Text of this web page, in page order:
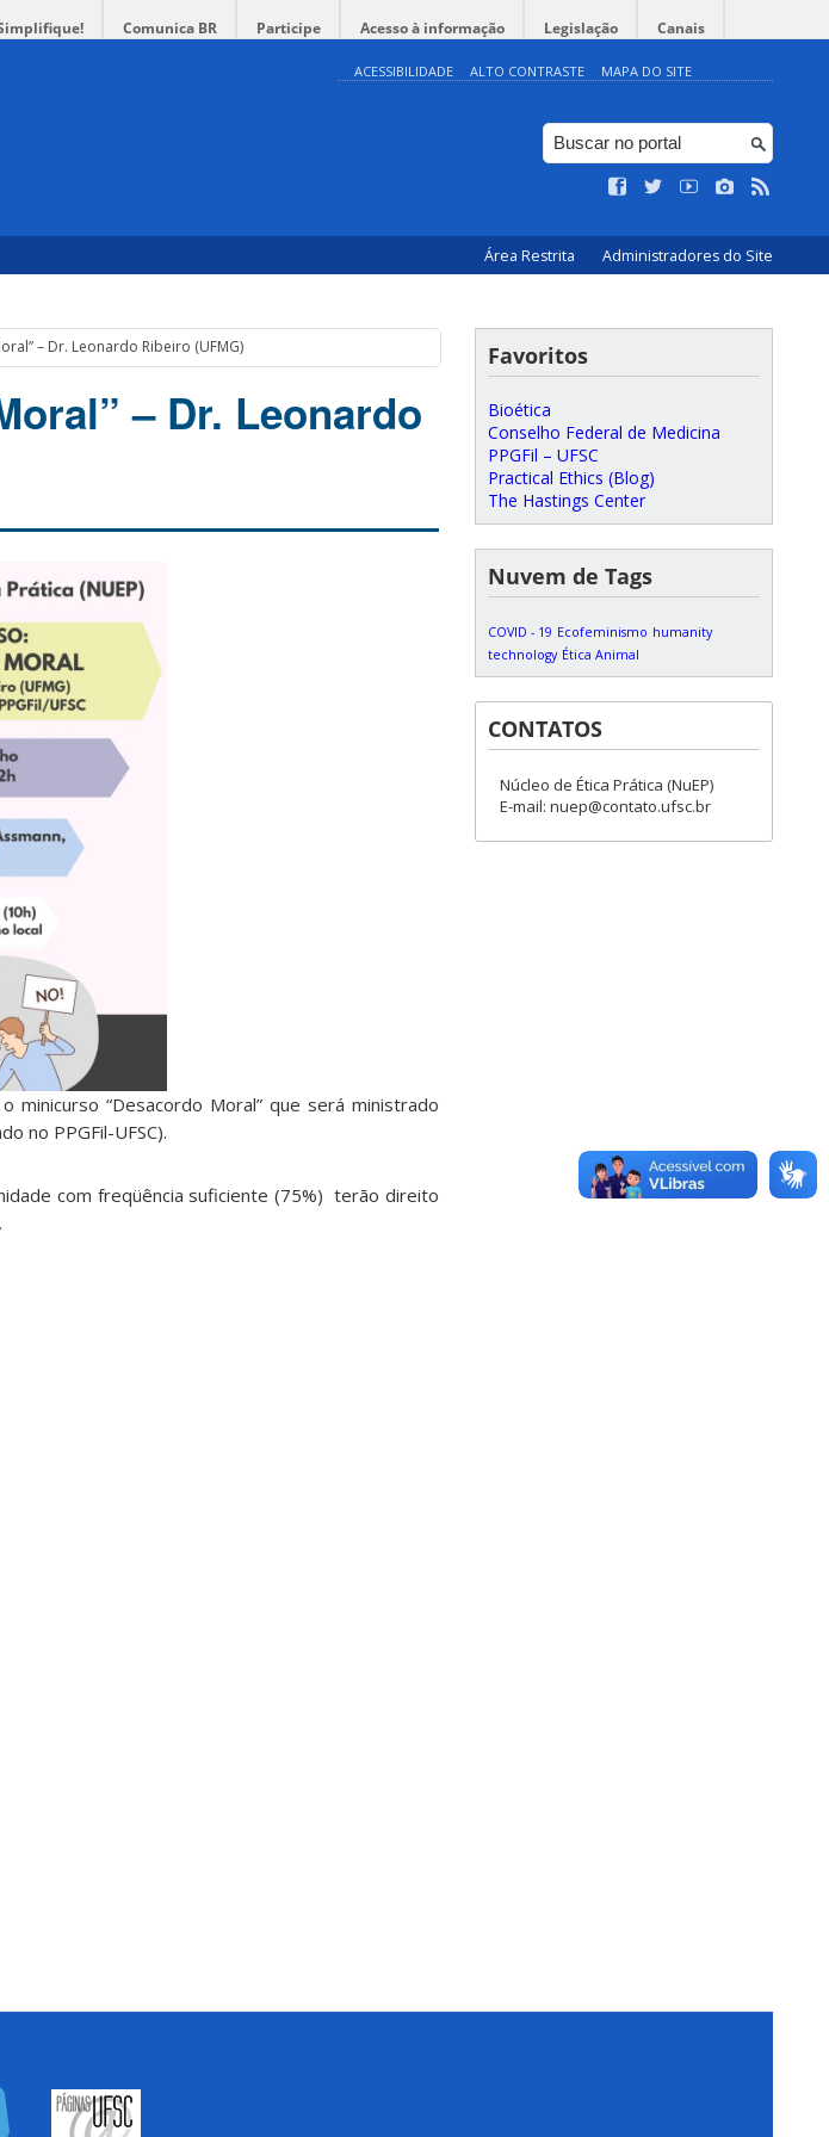
Comunica BR Participe Acesso à informação Legislação Canais
ACESSIBILIDADE ALTO CONTRASTE MAPA DO SITE
Área Restrita Administradores do Site
– Dr. Leonardo Ribeiro (UFMG)
– Dr. Leonardo
“Desacordo Moral” que será ministrado
no PPGFil-UFSC).
com freqüência suficiente (75%) terão direito
Favoritos
Bioética
Conselho Federal de Medicina
PPGFil – UFSC
Practical Ethics (Blog)
The Hastings Center
Nuvem de Tags
COVID - 19 Ecofeminismo humanity
technology Ética Animal
CONTATOS
Núcleo de Ética Prática (NuEP)
E-mail: nuep@contato.ufsc.br